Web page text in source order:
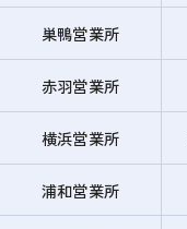
巣鴨営業所
赤羽営業所
横浜営業所
浦和営業所